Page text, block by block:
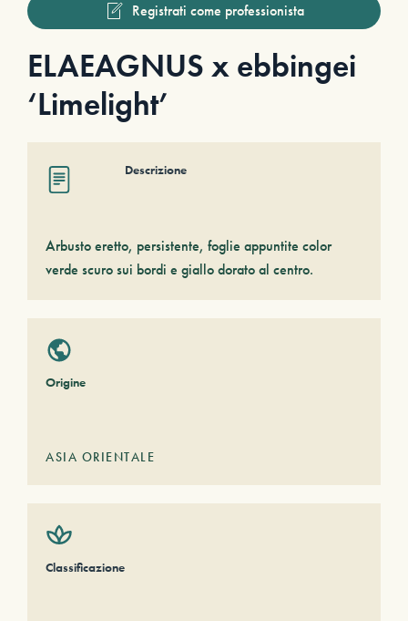
Registrati come professionista
ELAEAGNUS x ebbingei
‘Limelight’
Descrizione
Arbusto eretto, persistente, foglie appuntite color
verde scuro sui bordi e giallo dorato al centro.
Origine
ASIA ORIENTALE
Classificazione